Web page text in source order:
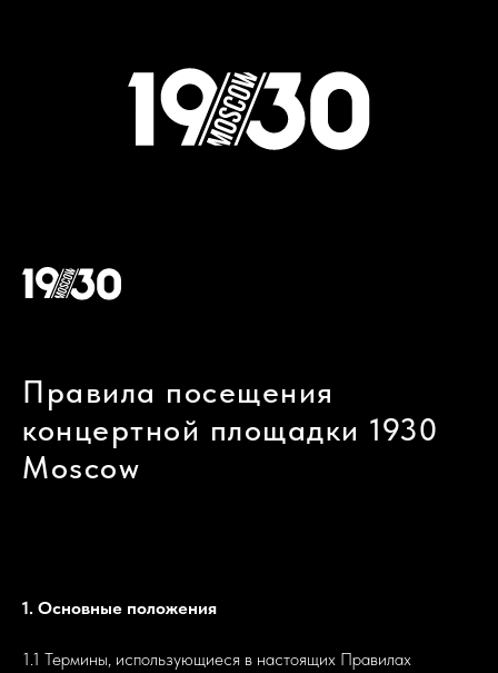
Правила посещения
концертной площадки 1930
Moscow
1. Основные положения
1.1 Термины, использующиеся в настоящих Правилах